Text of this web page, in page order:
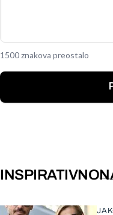
1500 znakova preostalo
INSPIRATIVNO